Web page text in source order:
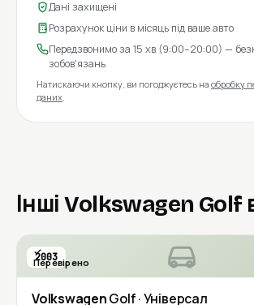
Дані захищені
Розрахунок ціни в місяць під ваше авто
Передзвонимо за 15 хв (9:00–20:00) —
зобов'язань
Натискаючи кнопку, ви погоджуєтесь на обробку
даних.
Інші Volkswagen Golf
2003
Перевірено
VolkswagenGolf· Універсал